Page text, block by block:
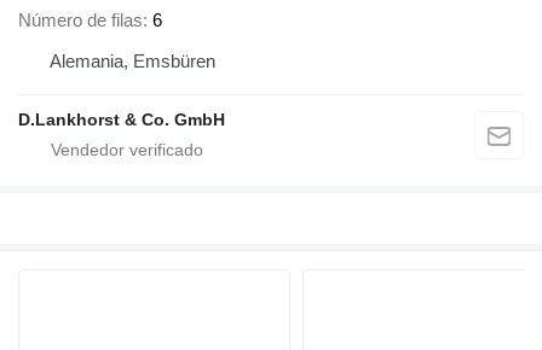
Número de filas 6
Alemania, Emsbüren
D.Lankhorst & Co. GmbH